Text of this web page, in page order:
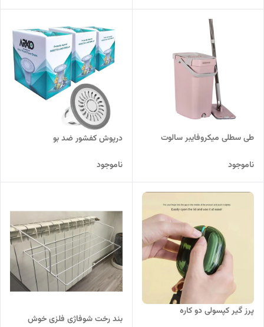
طی سطلی میکروفایبر سالوت
ناموجود
درپوش کفشور ضد بو
ناموجود
پرز گیر کپسولی دو کاره
بند رخت شوفاژی فلزی خوش